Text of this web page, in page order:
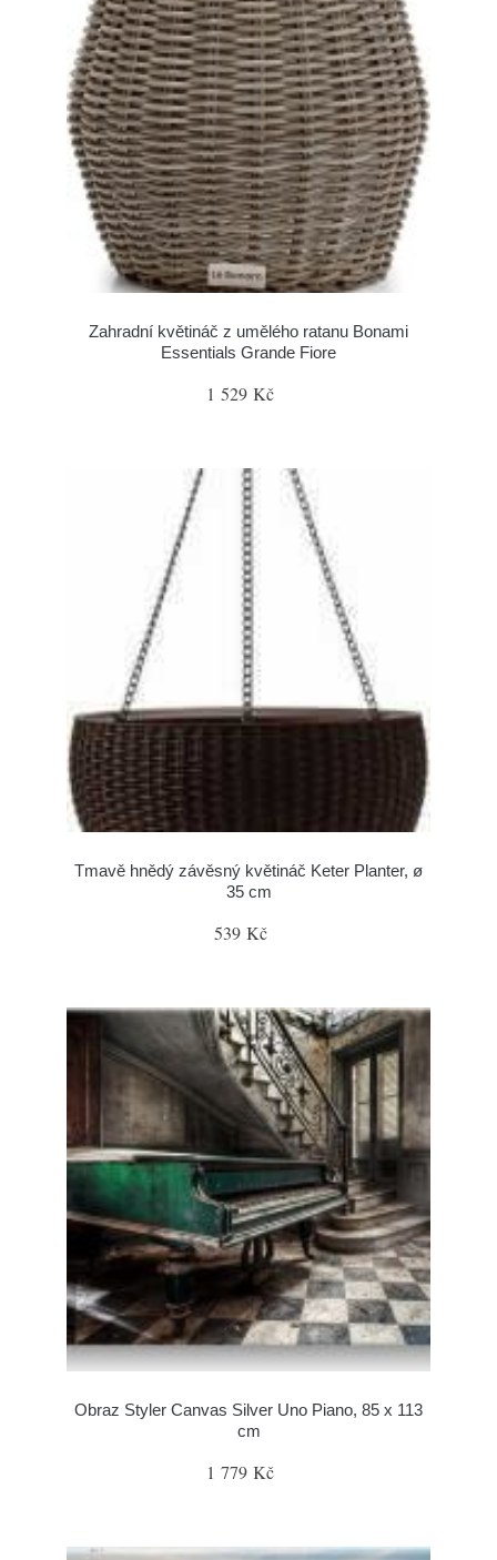
Zahradní květináč z umělého ratanu Bonami
Essentials Grande Fiore
1 529 Kč
Tmavě hnědý závěsný květináč Keter Planter, ø
35 cm
539 Kč
Obraz Styler Canvas Silver Uno Piano, 85 x 113
cm
1 779 Kč